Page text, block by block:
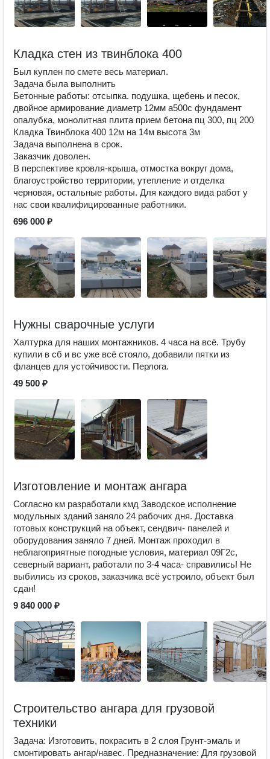
Кладка стен из твинблока 400
Был куплен по смете весь материал.
Задача была выполнить
Бетонные работы: отсыпка. подушка, щебень и песок,
двойное армирование диаметр 12мм а500с фундамент
опалубка, монолитная плита прием бетона пц 300, пц 200
Кладка Твинблока 400 12м на 14м высота 3м
Задача выполнена в срок.
Заказчик доволен.
В перспективе кровля-крыша, отмостка вокруг дома,
благоустройство территории, утепление и отделка
черновая, остальные работы. Для каждого вида работ у
нас свои квалифицированные работники.
696 000 ₽
Нужны сварочные услуги
Халтурка для наших монтажников. 4 часа на всё. Трубу
купили в сб и вс уже всё стояло, добавили пятки из
фланцев для устойчивости. Перлога.
49 500 ₽
Изготовление и монтаж ангара
Согласно км разработали кмд Заводское исполнение
модульных зданий заняло 24 рабочих дня. Доставка
готовых конструкций на объект, сендвич- панелей и
оборудования заняло 7 дней. Монтаж проходил в
неблагоприятные погодные условия, материал 09Г2с,
северный вариант, работали по 3-4 часа- справились! Не
выбились из сроков, заказчика всё устроило, объект был
сдан!
9 840 000 ₽
Строительство ангара для грузовой
техники
Задача: Изготовить, покрасить в 2 слоя Грунт-эмаль и
смонтировать ангар/навес. Предназначение: Для грузовой